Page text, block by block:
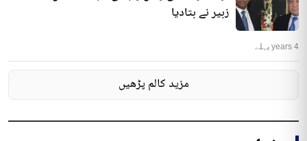
زبیر نے بتادیا
4 years پہلے
مزید کالم پڑھیں